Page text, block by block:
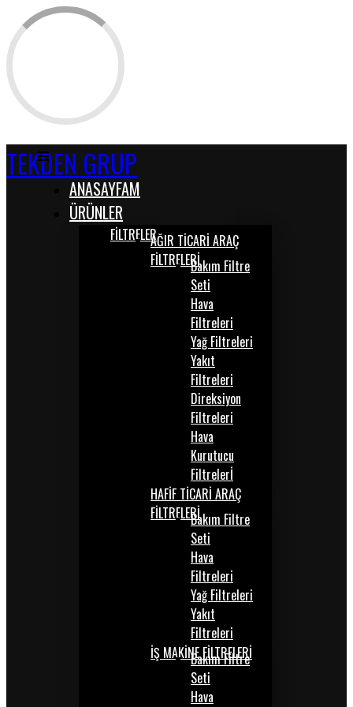
TEKDEN GRUP
ANASAYFAM
ÜRÜNLER
FİLTRELERAĞIR TİCARİ ARAÇ
FİLTRELERİBakım Filtre
Seti
Hava
Filtreleri
Yağ Filtreleri
Yakıt
Filtreleri
Direksiyon
Filtreleri
Hava
Kurutucu
Filtrelerİ
HAFİF TİCARİ ARAÇ
FİLTRELERİBakım Filtre
Seti
Hava
Filtreleri
Yağ Filtreleri
Yakıt
Filtreleri
İŞ MAKİNE FİLTRELERİ
Bakım Filtre
Seti
Hava